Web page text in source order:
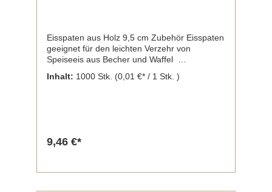
Eisspaten aus Holz 9,5 cm Zubehör Eisspaten
geeignet für den leichten Verzehr von
Speiseeis aus Becher und Waffel
nachhaltig - länge 9,5 cm Hersteller:
Anspruch auf Vollständigkeit und bilden keine
Inhalt: 1000 Stk. (0,01 €* / 1 Stk. )
9,46 €*